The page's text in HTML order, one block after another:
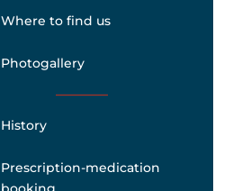
Where to find us
Photogallery
History
Prescription-medication